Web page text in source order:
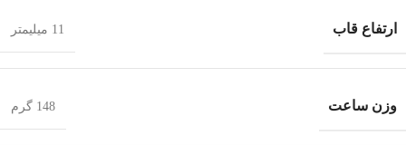
ارتفاع قاب 11 میلیمتر
وزن ساعت 148 گرم